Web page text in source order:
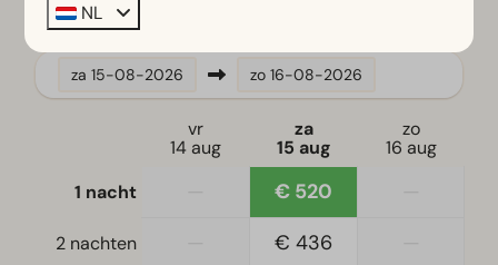
Vaatwasser(s)
Ligging
Slaapkamer
Eenpersoonsbed(den): 4
za 15-08-2026 zo 16-08-2026
vr
14 aug
za
15 aug
zo
16 aug
1 nacht
€ 520
2 nachten € 436
NL